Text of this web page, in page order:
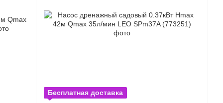
Бесплатная доставка